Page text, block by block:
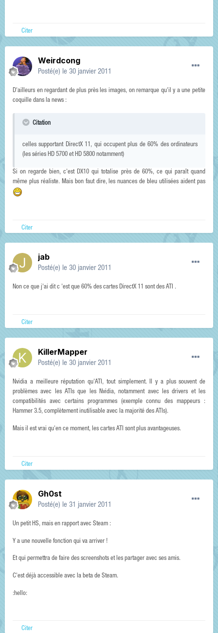
Citer
Weirdcong
Posté(e) le 30 janvier 2011
D'ailleurs en regardant de plus près les images, on remarque qu'il y a une petite
coquille dans la news :
Citation
celles supportant DirectX 11, qui occupent plus de 60% des ordinateurs
(les séries HD 5700 et HD 5800 notamment)
Si on regarde bien, c'est DX10 qui totalise près de 60%, ce qui paraît quand
même plus réaliste. Mais bon faut dire, les nuances de bleu utilisées aident pas
Citer
jab
Posté(e) le 30 janvier 2011
Non ce que j'ai dit c 'est que 60% des cartes DirectX 11 sont des ATI .
Citer
KillerMapper
Posté(e) le 30 janvier 2011
Nvidia a meilleure réputation qu'ATI, tout simplement. Il y a plus souvent de
problèmes avec les ATIs que les Nvidia, notamment avec les drivers et les
compatibilités avec certains programmes (exemple connu des mappeurs :
Hammer 3.5, complètement inutilisable avec la majorité des ATIs).
Mais il est vrai qu'en ce moment, les cartes ATI sont plus avantageuses.
Citer
Gh0st
Posté(e) le 31 janvier 2011
Un petit HS, mais en rapport avec Steam :
Y a une nouvelle fonction qui va arriver !
Et qui permettra de faire des screenshots et les partager avec ses amis.
C'est déjà accessible avec la beta de Steam.
:hello:
Citer